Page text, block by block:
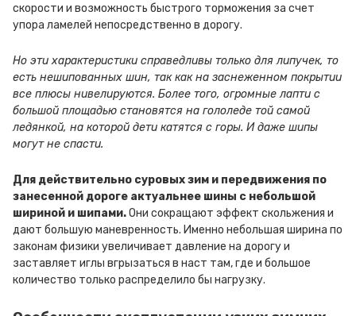
скорости и возможность быстрого торможения за счет
упора ламелей непосредственно в дорогу.
Но эти характеристики справедливы только для липучек, то
есть нешипованных шин, так как на заснеженном покрытии
все плюсы нивелируются. Более того, огромные лапти с
большой площадью становятся на гололеде той самой
ледянкой, на которой дети катятся с горы. И даже шипы
могут не спасти.
Для действительно суровых зим и передвижения по
занесенной дороге актуальнее шины с небольшой
шириной и шипами.Они сокращают эффект скольжения и
дают большую маневренность. Именно небольшая ширина по
законам физики увеличивает давление на дорогу и
заставляет иглы вгрызаться в наст там, где и большое
количество только распределило бы нагрузку.